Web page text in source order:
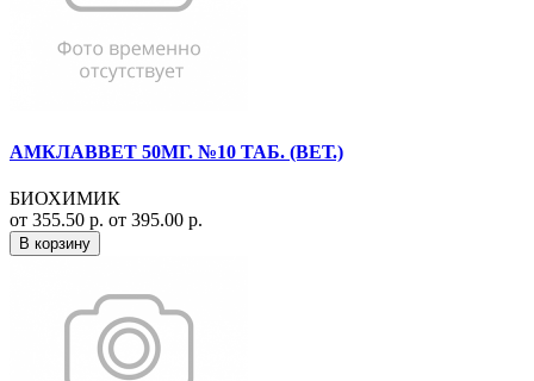
АМКЛАВВЕТ 50МГ. №10 ТАБ. (ВЕТ.)
БИОХИМИК
от 355.50 р. от 395.00 р.
В корзину